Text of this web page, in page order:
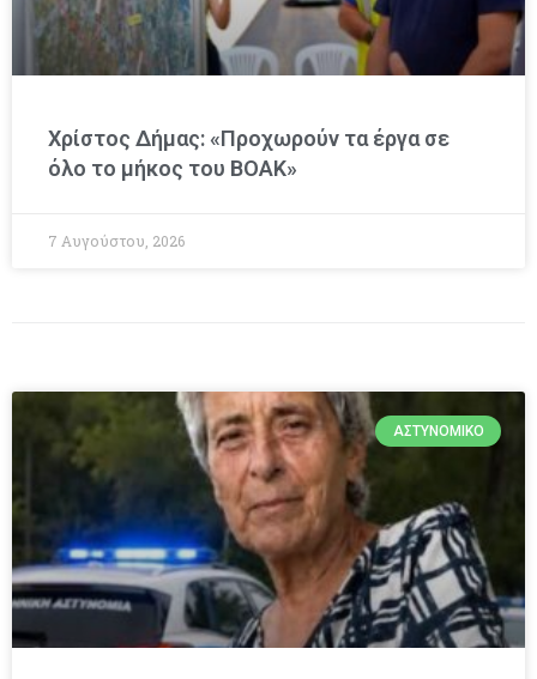
Χρίστος Δήμας: «Προχωρούν τα έργα σε
όλο το μήκος του ΒΟΑΚ»
7 Αυγούστου, 2026
ΑΣΤΥΝΟΜΙΚΌ